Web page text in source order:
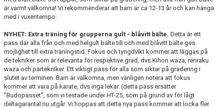
är varmt välkomna! Vi rekommenderar att barn är ca 12-13 år och kan hänga
med i vuxentempo.
NYHET: Extra träning för grupperna gult - blåvitt bälte. Detta är ett
pass där alla från och med helgult bälte till och med blåvitt bälte ges
möjlighet till extra träningstid. Fokus och tyngdvikt kommer att läggas på
de tekniker som är relevanta för respektive grad, dvs Kihon waza, renraku
waza och partekniker. Ett viktigt pass för alla som siktar på gradering i
slutet av terminen. Barn är välkomna, men vänligen notera att fokus
kommer att vara på karate, dvs inga lekar. (detta pass ersätter
"Budopasset", som vi testade under HT-25, som på grund av för lågt
deltagarantal nu utgår. Vi hoppas att detta nya pass kommer att locka fler